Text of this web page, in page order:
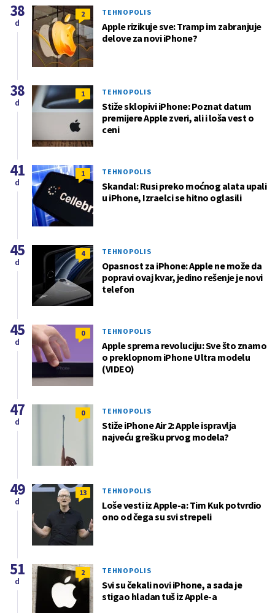
2 TEHNOPOLIS
Apple rizikuje sve: Tramp im zabranjuje
delove za novi iPhone?
38
d
1 TEHNOPOLIS
Stiže sklopivi iPhone: Poznat datum
premijere Apple zveri, ali i loša vest o
ceni
38
d
1 TEHNOPOLIS
Skandal: Rusi preko moćnog alata upali
u iPhone, Izraelci se hitno oglasili
41
d
4 TEHNOPOLIS
Opasnost za iPhone: Apple ne može da
popravi ovaj kvar, jedino rešenje je novi
telefon
45
d
0 TEHNOPOLIS
Apple sprema revoluciju: Sve što znamo
o preklopnom iPhone Ultra modelu
(VIDEO)
45
d
0 TEHNOPOLIS
Stiže iPhone Air 2: Apple ispravlja
najveću grešku prvog modela?
47
d
13 TEHNOPOLIS
Loše vesti iz Apple-a: Tim Kuk potvrdio
ono od čega su svi strepeli
49
d
2 TEHNOPOLIS
Svi su čekali novi iPhone, a sada je
stigao hladan tuš iz Apple-a
51
d